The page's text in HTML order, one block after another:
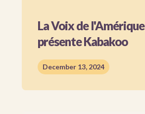
La Voix de l'Amérique
présente Kabakoo
December 13, 2024